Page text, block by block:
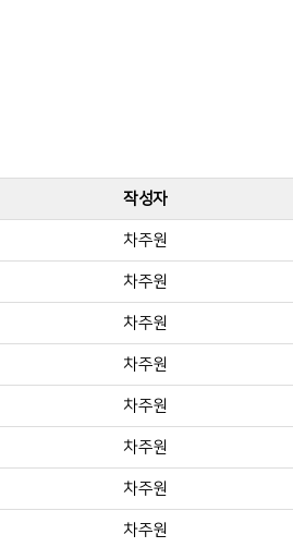
작성자
차주원
차주원
차주원
차주원
차주원
차주원
차주원
차주원